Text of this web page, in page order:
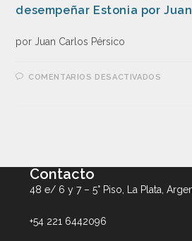
desempeñar Estonia por
por Juan Carlos Pérsico
COMENTARIOS DESACTIVADOS
Contacto
48 e/ 6 y 7 – 5° Piso, La Plata,
+54 221 6442096